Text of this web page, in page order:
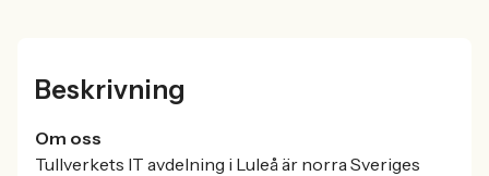
Beskrivning
Om oss
Tullverkets IT avdelning i Luleå är norra Sveriges